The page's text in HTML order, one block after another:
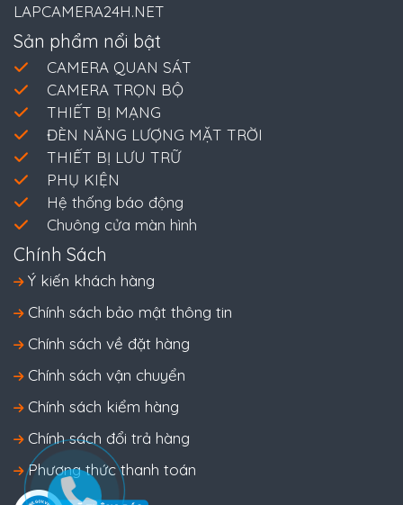
LAPCAMERA24H.NET
Sản phẩm nổi bật
CAMERA QUAN SÁT
CAMERA TRỌN BỘ
THIẾT BỊ MẠNG
ĐÈN NĂNG LƯỢNG MẶT TRỜI
THIẾT BỊ LƯU TRỮ
PHỤ KIỆN
Hệ thống báo động
Chuông cửa màn hình
Chính Sách
Ý kiến khách hàng
Chính sách bảo mật thông tin
Chính sách về đặt hàng
Chính sách vận chuyển
Chính sách kiểm hàng
Chính sách đổi trả hàng
Phương thức thanh toán